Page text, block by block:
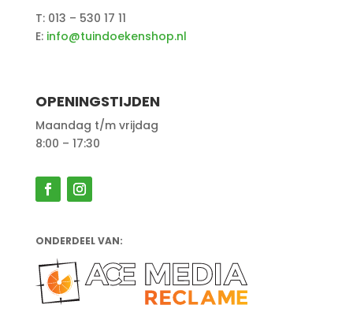
T: 013 – 530 17 11
E: info@tuindoekenshop.nl
OPENINGSTIJDEN
Maandag t/m vrijdag
8:00 – 17:30
ONDERDEEL VAN: